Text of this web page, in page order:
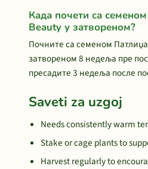
Када почети са
Beauty у затвореном?
Почните са семеном
затвореном 8 недеља пре
пресадите 3 недеља после
Saveti za uzgoj
Needs consistently warm
Stake or cage plants to
Harvest regularly to